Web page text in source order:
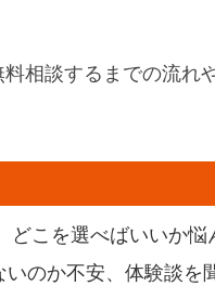
相談するまでの流れ
どこを選べばいいか悩
のか不安、体験談を